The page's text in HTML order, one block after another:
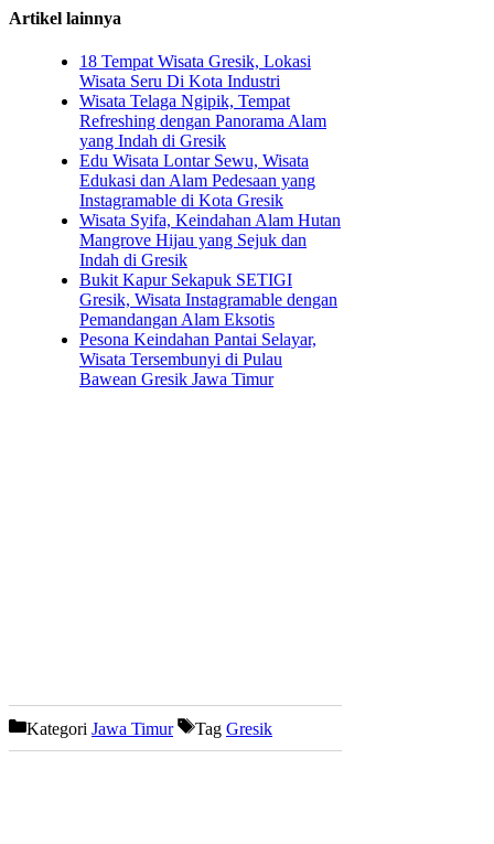
Artikel lainnya
18 Tempat Wisata Gresik, Lokasi
Wisata Seru Di Kota Industri
Wisata Telaga Ngipik, Tempat
Refreshing dengan Panorama Alam
yang Indah di Gresik
Edu Wisata Lontar Sewu, Wisata
Edukasi dan Alam Pedesaan yang
Instagramable di Kota Gresik
Wisata Syifa, Keindahan Alam Hutan
Mangrove Hijau yang Sejuk dan
Indah di Gresik
Bukit Kapur Sekapuk SETIGI
Gresik, Wisata Instagramable dengan
Pemandangan Alam Eksotis
Pesona Keindahan Pantai Selayar,
Wisata Tersembunyi di Pulau
Bawean Gresik Jawa Timur
Kategori Jawa Timur Tag Gresik